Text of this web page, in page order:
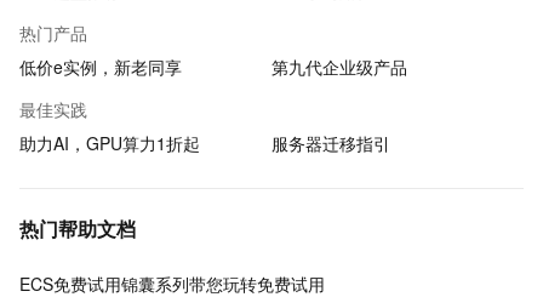
热门产品
低价e实例，新老同享
第九代企业级产品
最佳实践
助力AI，GPU算力1折起
服务器迁移指引
热门帮助文档
ECS免费试用锦囊系列带您玩转免费试用